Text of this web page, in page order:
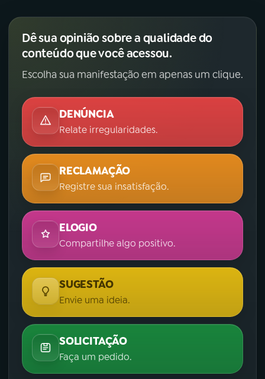
Dê sua opinião sobre a qualidade do
conteúdo que você acessou.
Escolha sua manifestação em apenas um clique.
DENÚNCIA
Relate irregularidades.
RECLAMAÇÃO
Registre sua insatisfação.
ELOGIO
Compartilhe algo positivo.
SUGESTÃO
Envie uma ideia.
SOLICITAÇÃO
Faça um pedido.